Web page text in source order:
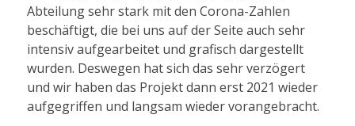
Abteilung sehr stark mit den Corona-Zahlen
beschäftigt, die bei uns auf der Seite auch sehr
intensiv aufgearbeitet und grafisch dargestellt
wurden. Deswegen hat sich das sehr verzögert
und wir haben das Projekt dann erst 2021 wieder
aufgegriffen und langsam wieder vorangebracht.